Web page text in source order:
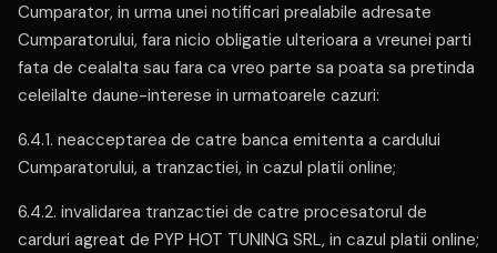
Cumparator, in urma unei notificari prealabile adresate
Cumparatorului, fara nicio obligatie ulterioara a vreunei parti
fata de cealalta sau fara ca vreo parte sa poata sa pretinda
celeilalte daune-interese in urmatoarele cazuri:
6.4.1. neacceptarea de catre banca emitenta a cardului
Cumparatorului, a tranzactiei, in cazul platii online;
6.4.2. invalidarea tranzactiei de catre procesatorul de
carduri agreat de PYP HOT TUNING SRL, in cazul platii online;